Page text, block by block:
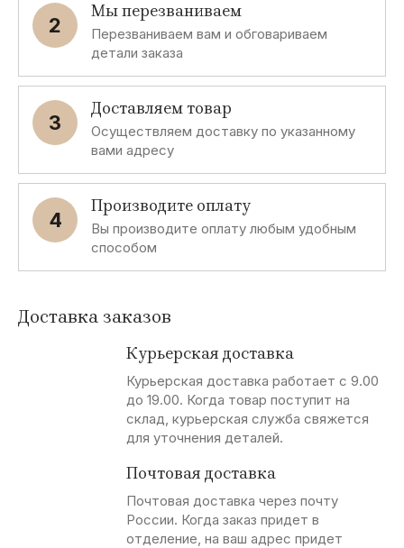
2
Мы перезваниваем
Перезваниваем вам и обговариваем
детали заказа
3
Доставляем товар
Осуществляем доставку по указанному
вами адресу
4
Производите оплату
Вы производите оплату любым удобным
способом
Доставка заказов
Курьерская доставка
Курьерская доставка работает с 9.00
до 19.00. Когда товар поступит на
склад, курьерская служба свяжется
для уточнения деталей.
Почтовая доставка
Почтовая доставка через почту
России. Когда заказ придет в
отделение, на ваш адрес придет